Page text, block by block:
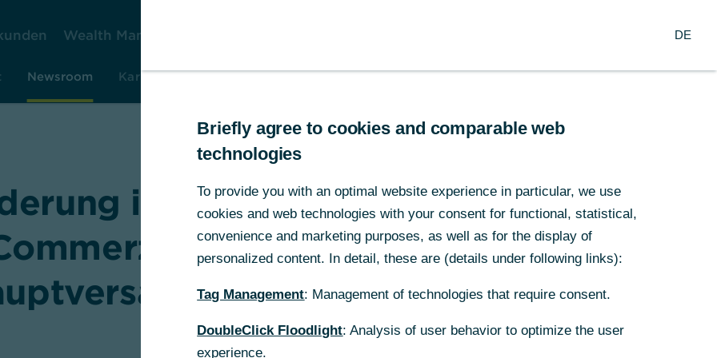
Wealth Management
Newsroom Karriere Investor Relations Research Service
im Aufsichtsrat der
AG zur
2025
DE
Briefly agree to cookies and comparable web
technologies
To provide you with an optimal website experience in particular, we use
cookies and web technologies with your consent for functional, statistical,
convenience and marketing purposes, as well as for the display of
personalized content. In detail, these are (details under following links):
Tag Management: Management of technologies that require consent.
DoubleClick Floodlight: Analysis of user behavior to optimize the user
experience.